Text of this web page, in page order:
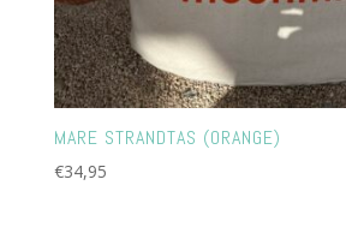
MARE STRANDTAS (ORANGE)
€34,95